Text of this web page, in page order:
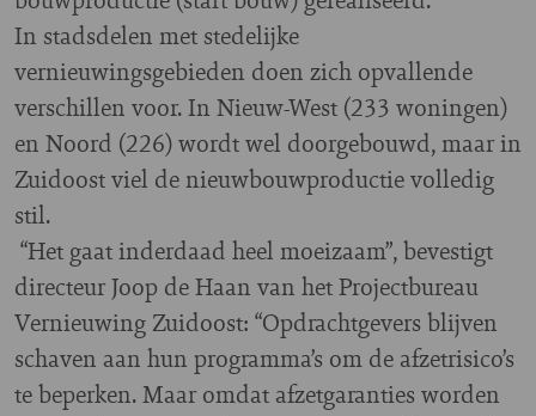
In stadsdelen met stedelijke
vernieuwingsgebieden doen zich opvallende
verschillen voor. In Nieuw-West (233 woningen)
en Noord (226) wordt wel doorgebouwd, maar in
Zuidoost viel de nieuwbouwproductie volledig
stil.
“Het gaat inderdaad heel moeizaam”, bevestigt
directeur Joop de Haan van het Projectbureau
Vernieuwing Zuidoost: “Opdrachtgevers blijven
schaven aan hun programma’s om de afzetrisico’s
te beperken. Maar omdat afzetgaranties worden